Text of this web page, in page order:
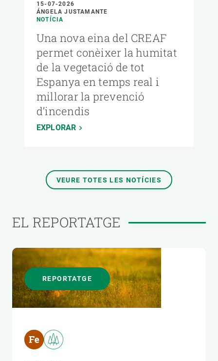
15-07-2026
ÁNGELA JUSTAMANTE
NOTÍCIA
Una nova eina del CREAF
permet conèixer la humitat
de la vegetació de tot
Espanya en temps real i
millorar la prevenció
d’incendis
EXPLORAR
VEURE TOTES LES NOTÍCIES
EL REPORTATGE
REPORTATGE